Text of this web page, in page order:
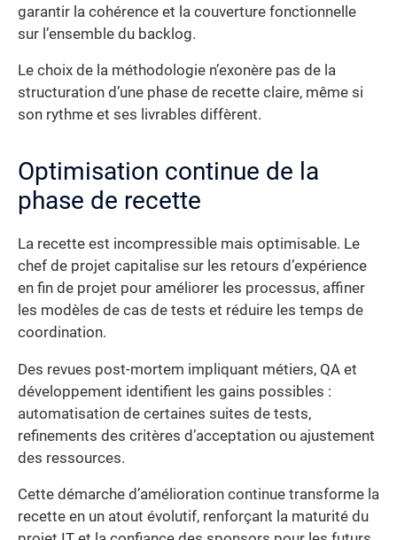
garantir la cohérence et la couverture fonctionnelle
sur l’ensemble du backlog.
Le choix de la méthodologie n’exonère pas de la
structuration d’une phase de recette claire, même si
son rythme et ses livrables diffèrent.
Optimisation continue de la
phase de recette
La recette est incompressible mais optimisable. Le
chef de projet capitalise sur les retours d’expérience
en fin de projet pour améliorer les processus, affiner
les modèles de cas de tests et réduire les temps de
coordination.
Des revues post-mortem impliquant métiers, QA et
développement identifient les gains possibles :
automatisation de certaines suites de tests,
refinements des critères d’acceptation ou ajustement
des ressources.
Cette démarche d’amélioration continue transforme la
recette en un atout évolutif, renforçant la maturité du